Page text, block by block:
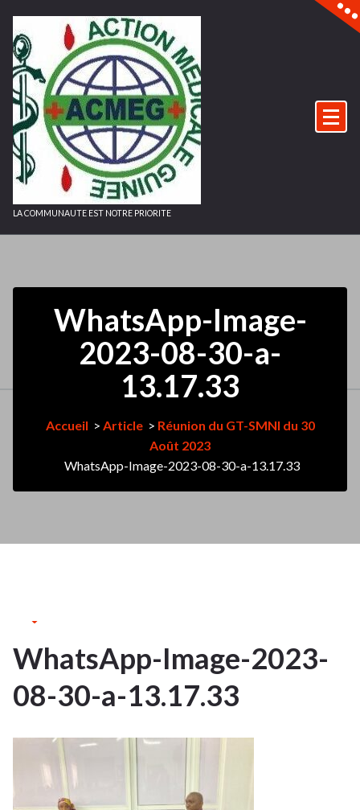
contenu
LA COMMUNAUTE EST NOTRE PRIORITE
WhatsApp-Image-
2023-08-30-a-
13.17.33
Accueil > Article> Réunion du GT-SMNI du 30
Août 2023
WhatsApp-Image-2023-08-30-a-13.17.33
1
SEP 2023
WhatsApp-Image-2023-
08-30-a-13.17.33